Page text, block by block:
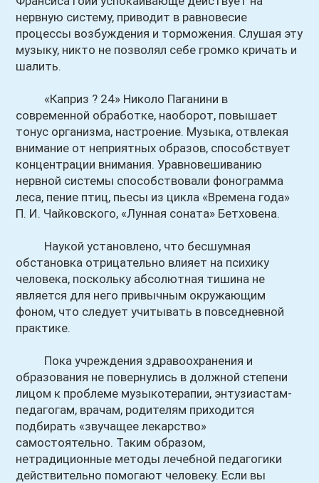
нервную систему, приводит в равновесие
процессы возбуждения и торможения. Слушая эту
музыку, никто не позволял себе громко кричать и
шалить.
«Каприз ? 24» Николо Паганини в
современной обработке, наоборот, повышает
тонус организма, настроение. Музыка, отвлекая
внимание от неприятных образов, способствует
концентрации внимания. Уравновешиванию
нервной системы способствовали фонограмма
леса, пение птиц, пьесы из цикла «Времена года»
П. И. Чайковского, «Лунная соната» Бетховена.
Наукой установлено, что бесшумная
обстановка отрицательно влияет на психику
человека, поскольку абсолютная тишина не
является для него привычным окружающим
фоном, что следует учитывать в повседневной
практике.
Пока учреждения здравоохранения и
образования не повернулись в должной степени
лицом к проблеме музыкотерапии, энтузиастам-
педагогам, врачам, родителям приходится
подбирать «звучащее лекарство»
самостоятельно. Таким образом,
нетрадиционные методы лечебной педагогики
действительно помогают человеку. Если вы